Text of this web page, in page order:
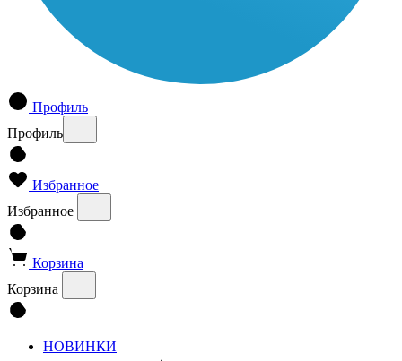
Профиль
Профиль
Избранное
Избранное
Корзина
Корзина
НОВИНКИ